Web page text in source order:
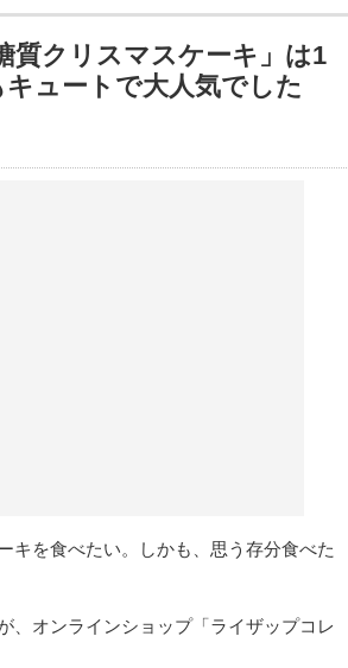
質クリスマスケーキ」は1
ュートで大人気でした
キを食べたい。しかも、思う存分食べた
、オンラインショップ「ライザップコレ